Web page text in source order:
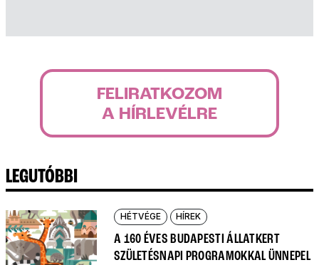
FELIRATKOZOM
A HÍRLEVÉLRE
LEGUTÓBBI
HÉTVÉGE HÍREK
A 160 ÉVES BUDAPESTI ÁLLATKERT
SZÜLETÉSNAPI PROGRAMOKKAL ÜNNEPEL